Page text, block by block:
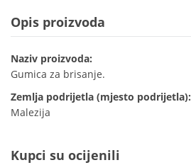
Opis proizvoda
Naziv proizvoda:
Gumica za brisanje.
Zemlja podrijetla (mjesto podrijetla):
Malezija
Kupci su ocijenili